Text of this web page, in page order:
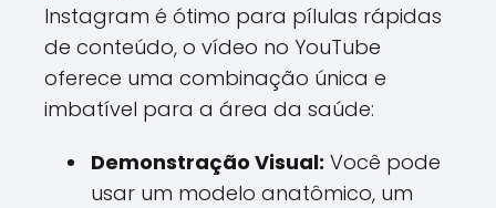
Instagram é ótimo para pílulas rápidas
de conteúdo, o vídeo no YouTube
oferece uma combinação única e
imbatível para a área da saúde:
Demonstração Visual: Você pode
usar um modelo anatômico, um